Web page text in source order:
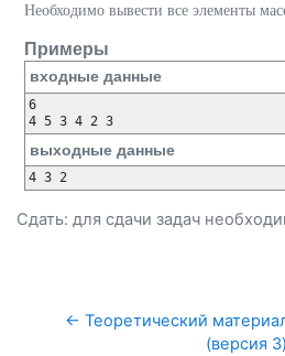
Необходимо вывести все элементы
Примеры
входные данные
6
выходные данные
4 3 2
Сдать: для сдачи задач
← Теоретический
(версия 3)